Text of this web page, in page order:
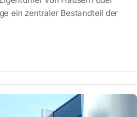
ein zentraler Bestandteil der